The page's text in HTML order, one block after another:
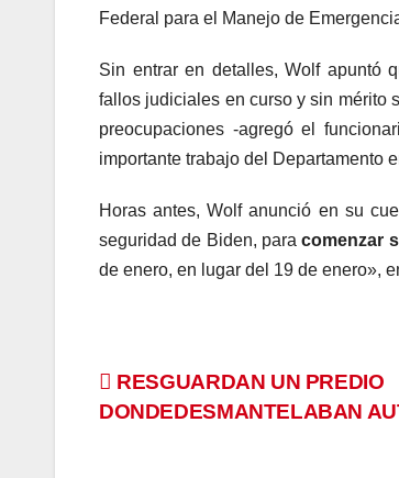
Federal para el Manejo de
Sin entrar en detalles, Wolf apuntó
fallos judiciales en curso y sin mérito
preocupaciones -agregó el
importante trabajo del Departamento
Horas antes, Wolf anunció en su
seguridad de Biden, paracomenzar
de enero, en lugar del 19 de enero»,
Navegación
RESGUARDAN UN PREDIO
DONDEDESMANTELABAN